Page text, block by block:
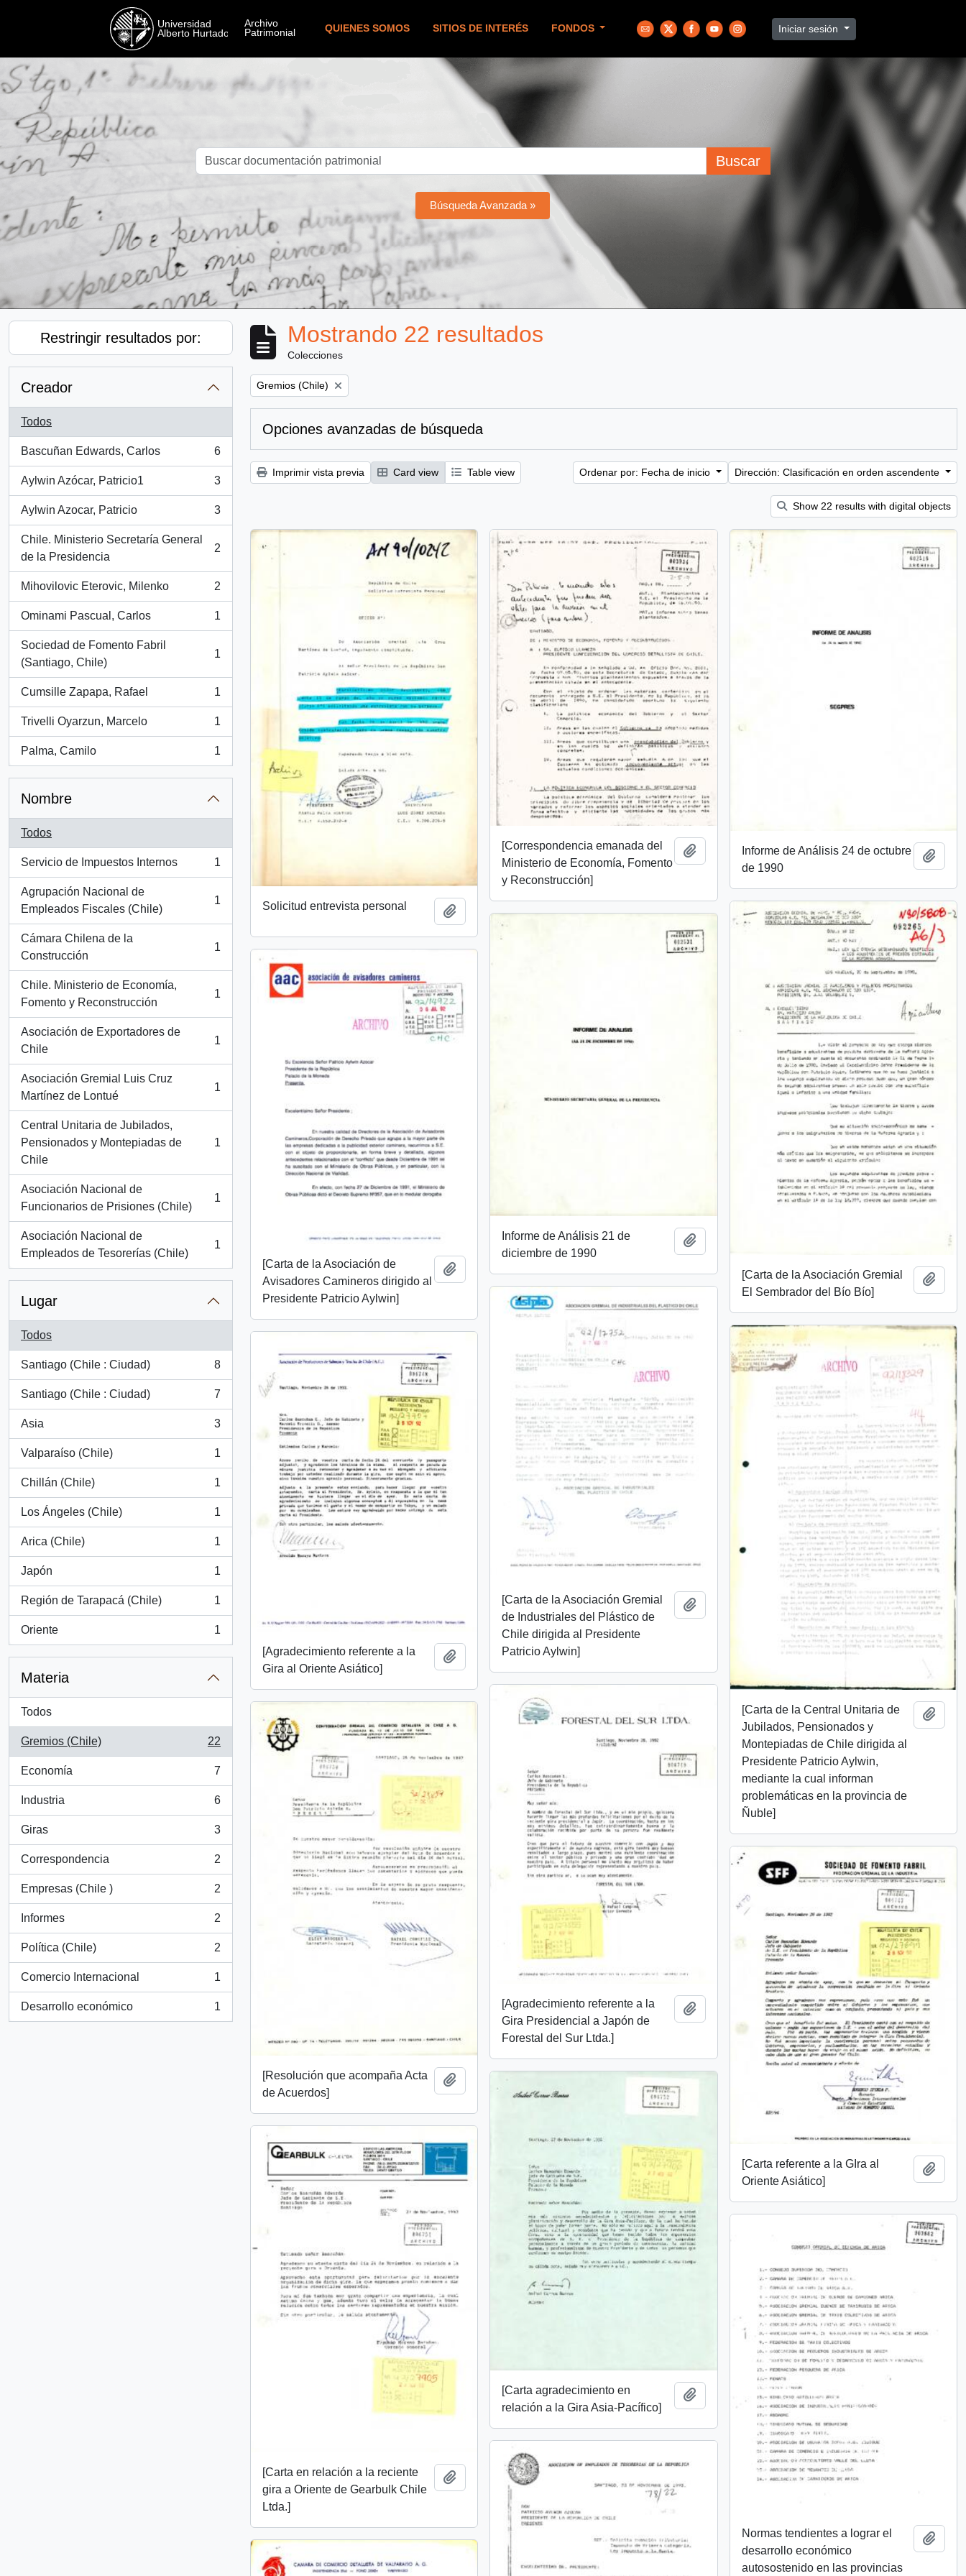
QUIENES SOMOS SITIOS DE INTERÉS FONDOS Iniciar sesión
Buscar
Búsqueda Avanzada »
Restringir resultados por:
Creador
Todos
Bascuñan Edwards, Carlos
, 6 resultados
6
Aylwin Azócar, Patricio1
, 3 resultados
3
Aylwin Azocar, Patricio
, 3 resultados
3
Chile. Ministerio Secretaría General
de la Presidencia
, 2 resultados
2
Mihovilovic Eterovic, Milenko
, 2 resultados
2
Ominami Pascual, Carlos
, 1 resultados
1
Sociedad de Fomento Fabril
(Santiago, Chile)
, 1 resultados
1
Cumsille Zapapa, Rafael
, 1 resultados
1
Trivelli Oyarzun, Marcelo
, 1 resultados
1
Palma, Camilo
, 1 resultados
1
Nombre
Todos
Servicio de Impuestos Internos
, 1 resultados
1
Agrupación Nacional de
Empleados Fiscales (Chile)
, 1 resultados
1
Cámara Chilena de la
Construcción
, 1 resultados
1
Chile. Ministerio de Economía,
Fomento y Reconstrucción
, 1 resultados
1
Asociación de Exportadores de
Chile
, 1 resultados
1
Asociación Gremial Luis Cruz
Martínez de Lontué
, 1 resultados
1
Central Unitaria de Jubilados,
Pensionados y Montepiadas de
Chile
, 1 resultados
1
Asociación Nacional de
Funcionarios de Prisiones (Chile)
, 1 resultados
1
Asociación Nacional de
Empleados de Tesorerías (Chile)
, 1 resultados
1
Lugar
Todos
Santiago (Chile : Ciudad)
, 8 resultados
8
Santiago (Chile : Ciudad)
, 7 resultados
7
Asia
, 3 resultados
3
Valparaíso (Chile)
, 1 resultados
1
Chillán (Chile)
, 1 resultados
1
Los Ángeles (Chile)
, 1 resultados
1
Arica (Chile)
, 1 resultados
1
Japón
, 1 resultados
1
Región de Tarapacá (Chile)
, 1 resultados
1
Oriente
, 1 resultados
1
Materia
Todos
Gremios (Chile)
, 22 resultados
22
Economía
, 7 resultados
7
Industria
, 6 resultados
6
Giras
, 3 resultados
3
Correspondencia
, 2 resultados
2
Empresas (Chile )
, 2 resultados
2
Informes
, 2 resultados
2
Política (Chile)
, 2 resultados
2
Comercio Internacional
, 1 resultados
1
Desarrollo económico
, 1 resultados
1
Mostrando 22 resultados
Colecciones
Remove filter:
Gremios (Chile)
Opciones avanzadas de búsqueda
Imprimir vista previa Card view Table view Ordenar por: Fecha de inicio Dirección: Clasificación en orden ascendente
Show 22 results with digital objects
Solicitud entrevista personal Añadir al portapapeles
[Correspondencia emanada del
Ministerio de Economía, Fomento
y Reconstrucción]
Añadir al portapapeles
Informe de Análisis 24 de octubre
de 1990
[Carta de la Asociación Gremial
El Sembrador del Bío Bío]
Informe de Análisis 21 de
diciembre de 1990
Añadir al portapapeles
[Carta de la Asociación de
Avisadores Camineros dirigido al
Presidente Patricio Aylwin]
[Carta de la Asociación Gremial
de Industriales del Plástico de
Chile dirigida al Presidente
Patricio Aylwin]
Añadir al portapapeles
[Carta de la Central Unitaria de
Jubilados, Pensionados y
Montepiadas de Chile dirigida al
Presidente Patricio Aylwin,
mediante la cual informan
problemáticas en la provincia de
Ñuble]
[Agradecimiento referente a la
Gira al Oriente Asiático]
Añadir al portapapeles
[Agradecimiento referente a la
Gira Presidencial a Japón de
Forestal del Sur Ltda.]
Añadir al portapapeles
[Resolución que acompaña Acta
de Acuerdos]
[Carta referente a la GIra al
Oriente Asiático]
[Carta agradecimiento en
relación a la Gira Asia-Pacífico]
Añadir al portapapeles
[Carta en relación a la reciente
gira a Oriente de Gearbulk Chile
Ltda.]
Añadir al portapapeles
Normas tendientes a lograr el
desarrollo económico
autosostenido en las provincias